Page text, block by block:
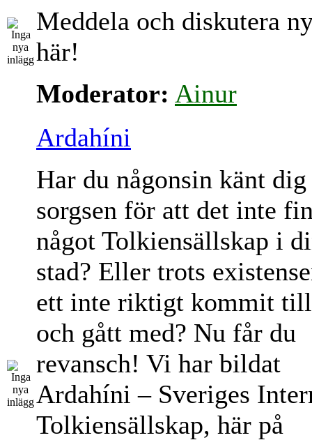
Meddela och diskutera
här!
Moderator: Ainur
Ardahíni
Har du någonsin känt dig
sorgsen för att det inte
något Tolkiensällskap i
stad? Eller trots
ett inte riktigt kommit
och gått med? Nu får du
revansch! Vi har bildat
Ardahíni – Sveriges
Tolkiensällskap, här på